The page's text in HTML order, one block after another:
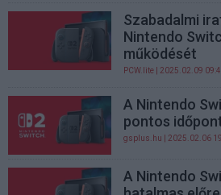
Szabadalmi
Nintendo
működését
PCW.lite | 2025.02.09
A Nintendo
pontos
gsplus.hu | 2025.02.06
A Nintendo